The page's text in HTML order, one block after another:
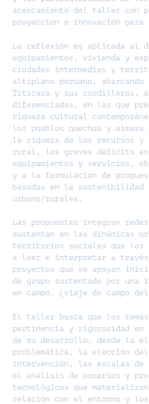
acercamiento del taller con
proyección e innovación
La reflexión es aplicada al
equipamientos, vivienda y
ciudades intermedias y
altiplano peruano, abarcando
Titicaca y sus cordilleras,
diferenciadas, en las que
riqueza cultural
los pueblos quechua y
la riqueza de los recursos y
rural, los graves déficits en
equipamientos y servicios,
y a la formulación de
basadas en la sostenibilidad
urbano/rurales.
Las propuestas integran
sustentan en las dinámicas
territorios sociales que los
a leer e interpretar a
proyectos que se apoyan
de grupo sustentado por una
en campo. (viaje de campo
El taller busca que los
pertinencia y rigurosidad en
de su desarrollo, desde la
problemática, la elección
intervención, las escalas de
el análisis de usuarios y
tecnológicos que
relación con el entorno y